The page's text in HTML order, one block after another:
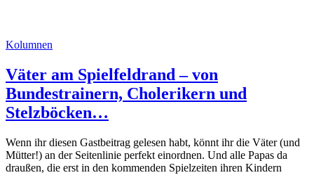
Kolumnen
Väter am Spielfeldrand – von
Bundestrainern, Cholerikern und
Stelzböcken…
Wenn ihr diesen Gastbeitrag gelesen habt, könnt ihr die Väter (und
Mütter!) an der Seitenlinie perfekt einordnen. Und alle Papas da
draußen, die erst in den kommenden Spielzeiten ihren Kindern